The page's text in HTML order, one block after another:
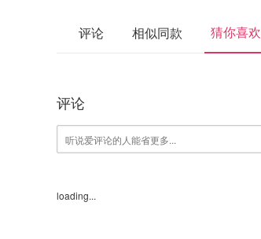
评论 相似同款 猜你喜欢
评论
loading...